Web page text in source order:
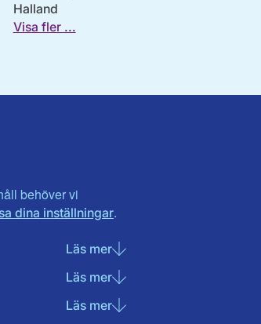
behöver vi
dina inställningar.
Läs merom Nödvändiga cookies
Läs merom Statistik cookies
Läs merom Marknadsföring
Halland
Visa fler ...